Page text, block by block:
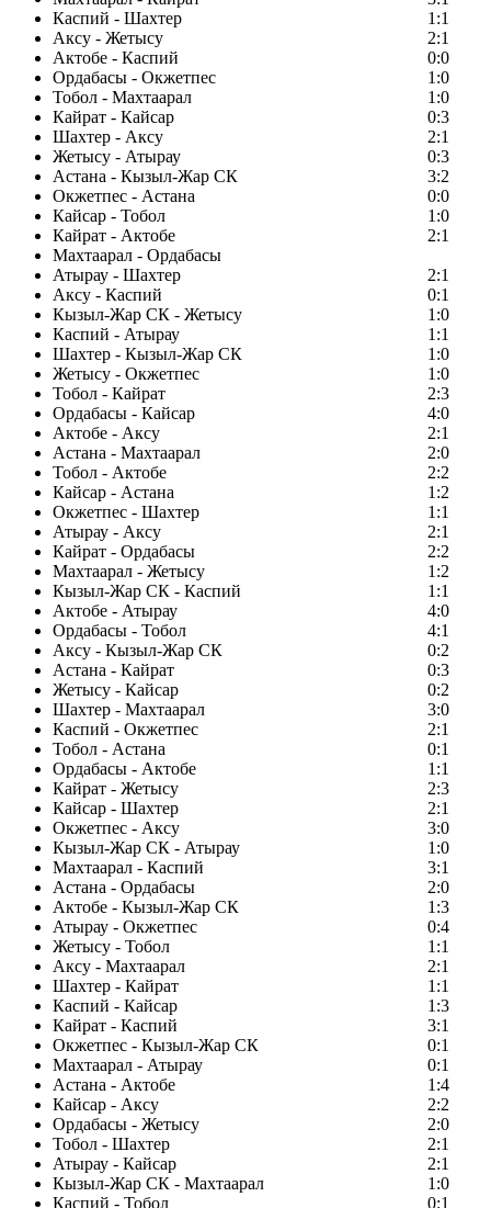
Каспий - Шахтер
1:1
Аксу - Жетысу
2:1
Актобе - Каспий
0:0
Ордабасы - Окжетпес
1:0
Тобол - Махтаарал
1:0
Кайрат - Кайсар
0:3
Шахтер - Аксу
2:1
Жетысу - Атырау
0:3
Астана - Кызыл-Жар СК
3:2
Окжетпес - Астана
0:0
Кайсар - Тобол
1:0
Кайрат - Актобе
2:1
Махтаарал - Ордабасы
Атырау - Шахтер
2:1
Аксу - Каспий
0:1
Кызыл-Жар СК - Жетысу
1:0
Каспий - Атырау
1:1
Шахтер - Кызыл-Жар СК
1:0
Жетысу - Окжетпес
1:0
Тобол - Кайрат
2:3
Ордабасы - Кайсар
4:0
Актобе - Аксу
2:1
Астана - Махтаарал
2:0
Тобол - Актобе
2:2
Кайсар - Астана
1:2
Окжетпес - Шахтер
1:1
Атырау - Аксу
2:1
Кайрат - Ордабасы
2:2
Махтаарал - Жетысу
1:2
Кызыл-Жар СК - Каспий
1:1
Актобе - Атырау
4:0
Ордабасы - Тобол
4:1
Аксу - Кызыл-Жар СК
0:2
Астана - Кайрат
0:3
Жетысу - Кайсар
0:2
Шахтер - Махтаарал
3:0
Каспий - Окжетпес
2:1
Тобол - Астана
0:1
Ордабасы - Актобе
1:1
Кайрат - Жетысу
2:3
Кайсар - Шахтер
2:1
Окжетпес - Аксу
3:0
Кызыл-Жар СК - Атырау
1:0
Махтаарал - Каспий
3:1
Астана - Ордабасы
2:0
Актобе - Кызыл-Жар СК
1:3
Атырау - Окжетпес
0:4
Жетысу - Тобол
1:1
Аксу - Махтаарал
2:1
Шахтер - Кайрат
1:1
Каспий - Кайсар
1:3
Кайрат - Каспий
3:1
Окжетпес - Кызыл-Жар СК
0:1
Махтаарал - Атырау
0:1
Астана - Актобе
1:4
Кайсар - Аксу
2:2
Ордабасы - Жетысу
2:0
Тобол - Шахтер
2:1
Атырау - Кайсар
2:1
Кызыл-Жар СК - Махтаарал
1:0
Каспий - Тобол
0:1